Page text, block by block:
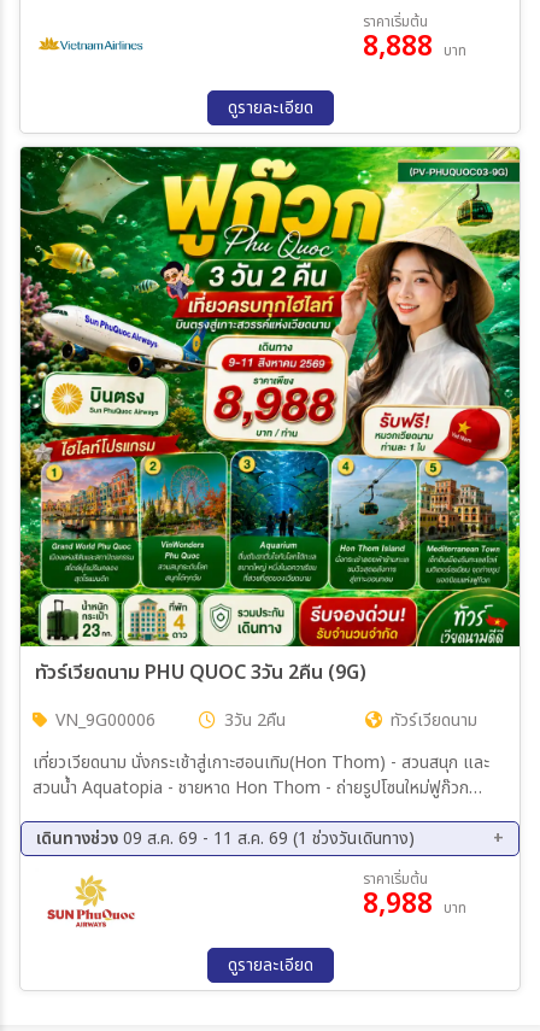
03 ต.ค. 69 - 06 ต.ค. 69
05 ต.ค. 69 - 08 ต.ค. 69
07 ต.ค. 69 - 10 ต.ค. 69
11 ต.ค. 69 - 14 ต.ค. 69
16 ต.ค. 69 - 19 ต.ค. 69
19 ต.ค. 69 - 22 ต.ค. 69
23 ต.ค. 69 - 26 ต.ค. 69
25 ต.ค. 69 - 28 ต.ค. 69
26 ต.ค. 69 - 29 ต.ค. 69
28 ต.ค. 69 - 31 ต.ค. 69
29 ต.ค. 69 - 01 พ.ย. 69
31 ต.ค. 69 - 03 พ.ย. 69
01 พ.ย. 69 - 04 พ.ย. 69
02 พ.ย. 69 - 05 พ.ย. 69
04 พ.ย. 69 - 07 พ.ย. 69
05 พ.ย. 69 - 08 พ.ย. 69
07 พ.ย. 69 - 10 พ.ย. 69
08 พ.ย. 69 - 11 พ.ย. 69
10 พ.ย. 69 - 13 พ.ย. 69
11 พ.ย. 69 - 14 พ.ย. 69
12 พ.ย. 69 - 15 พ.ย. 69
14 พ.ย. 69 - 17 พ.ย. 69
15 พ.ย. 69 - 18 พ.ย. 69
16 พ.ย. 69 - 19 พ.ย. 69
18 พ.ย. 69 - 21 พ.ย. 69
19 พ.ย. 69 - 22 พ.ย. 69
20 พ.ย. 69 - 23 พ.ย. 69
21 พ.ย. 69 - 24 พ.ย. 69
23 พ.ย. 69 - 26 พ.ย. 69
25 พ.ย. 69 - 28 พ.ย. 69
26 พ.ย. 69 - 29 พ.ย. 69
27 พ.ย. 69 - 30 พ.ย. 69
29 พ.ย. 69 - 02 ธ.ค. 69
01 ธ.ค. 69 - 04 ธ.ค. 69
02 ธ.ค. 69 - 05 ธ.ค. 69
05 ธ.ค. 69 - 08 ธ.ค. 69
08 ธ.ค. 69 - 11 ธ.ค. 69
09 ธ.ค. 69 - 12 ธ.ค. 69
12 ธ.ค. 69 - 15 ธ.ค. 69
13 ธ.ค. 69 - 16 ธ.ค. 69
15 ธ.ค. 69 - 18 ธ.ค. 69
16 ธ.ค. 69 - 19 ธ.ค. 69
17 ธ.ค. 69 - 20 ธ.ค. 69
19 ธ.ค. 69 - 22 ธ.ค. 69
20 ธ.ค. 69 - 23 ธ.ค. 69
22 ธ.ค. 69 - 25 ธ.ค. 69
23 ธ.ค. 69 - 26 ธ.ค. 69
24 ธ.ค. 69 - 27 ธ.ค. 69
03 ม.ค. 70 - 06 ม.ค. 70
04 ม.ค. 70 - 07 ม.ค. 70
06 ม.ค. 70 - 09 ม.ค. 70
07 ม.ค. 70 - 10 ม.ค. 70
10 ม.ค. 70 - 13 ม.ค. 70
13 ม.ค. 70 - 16 ม.ค. 70
19 ม.ค. 70 - 22 ม.ค. 70
21 ม.ค. 70 - 24 ม.ค. 70
23 ม.ค. 70 - 26 ม.ค. 70
24 ม.ค. 70 - 27 ม.ค. 70
26 ม.ค. 70 - 29 ม.ค. 70
27 ม.ค. 70 - 30 ม.ค. 70
28 ม.ค. 70 - 31 ม.ค. 70
30 ม.ค. 70 - 02 ก.พ. 70
13 ก.พ. 70 - 16 ก.พ. 70
15 ก.พ. 70 - 18 ก.พ. 70
16 ก.พ. 70 - 19 ก.พ. 70
ราคาเริ่มต้น
8,888 บาท
ดูรายละเอียด
ทัวร์เวียดนาม PHU QUOC 3วัน 2คืน (9G)
VN_9G00006 3วัน 2คืน
ทัวร์เวียดนาม
เที่ยวเวียดนาม นั่งกระเช้าสู่เกาะฮอนเทิม(Hon Thom) - สวนสนุก และ
สวนน้ำ Aquatopia - ชายหาด Hon Thom - ถ่ายรูปโซนใหม่ฟูก๊วก
สนุกและสวนน้ำ VINWONDER - AQUARIUM - GRAND WORLD
PHU QUOC -ชมบ้านไม่ไผ่ - หมู่บ้าน VENICE - อิสระเล่นคาซิโนที่
CORONA CASINO
เดินทางช่วง09 ส.ค. 69 - 11 ส.ค. 69 (1 ช่วงวันเดินทาง)
09 ส.ค. 69 - 11 ส.ค. 69 ราคาเริ่มต้น
8,988 บาท
ดูรายละเอียด